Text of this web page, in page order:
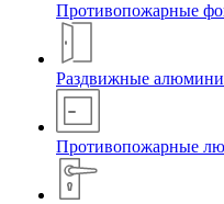
Противопожарные
Раздвижные
Противопожарные